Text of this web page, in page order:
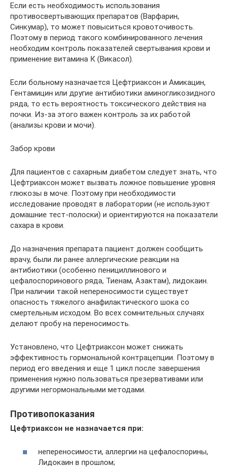
Если есть необходимость использования
противосвертывающих препаратов (Варфарин,
Синкумар), то может повыситься кровоточивость.
Поэтому в период такого комбинированного лечения
необходим контроль показателей свертывания крови и
применение витамина К (Викасол).
Если больному назначается Цефтриаксон и Амикацин,
Гентамицин или другие антибиотики аминогликозидного
ряда, то есть вероятность токсического действия на
почки. Из-за этого важен контроль за их работой
(анализы крови и мочи).
Забор крови
Для пациентов с сахарным диабетом следует знать, что
Цефтриаксон может вызвать ложное повышение уровня
глюкозы в моче. Поэтому при необходимости
исследование проводят в лаборатории (не используют
домашние тест-полоски) и ориентируются на показатели
сахара в крови.
До назначения препарата пациент должен сообщить
врачу, были ли ранее аллергические реакции на
антибиотики (особенно пенициллинового и
цефалоспоринового ряда, Тиенам, Азактам), лидокаин.
При наличии такой непереносимости существует
опасность тяжелого анафилактического шока со
смертельным исходом. Во всех сомнительных случаях
делают пробу на переносимость.
Установлено, что Цефтриаксон может снижать
эффективность гормональной контрацепции. Поэтому в
период его введения и еще 1 цикл после завершения
применения нужно пользоваться презервативами или
другими негормональными методами.
Противопоказания
Цефтриаксон не назначается при:
непереносимости, аллергии на цефалоспорины,
Лидокаин в прошлом;